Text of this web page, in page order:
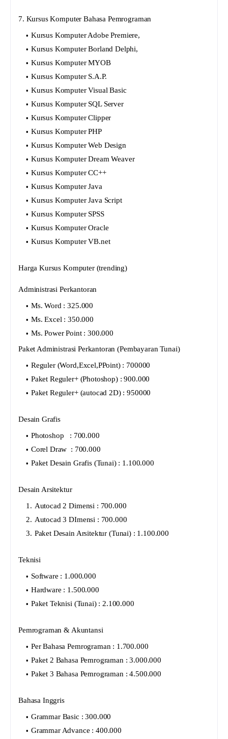
7. Kursus Komputer Bahasa Pemrograman
Kursus Komputer Adobe Premiere,
Kursus Komputer Borland Delphi,
Kursus Komputer MYOB
Kursus Komputer S.A.P.
Kursus Komputer Visual Basic
Kursus Komputer SQL Server
Kursus Komputer Clipper
Kursus Komputer PHP
Kursus Komputer Web Design
Kursus Komputer Dream Weaver
Kursus Komputer CC++
Kursus Komputer Java
Kursus Komputer Java Script
Kursus Komputer SPSS
Kursus Komputer Oracle
Kursus Komputer VB.net
Harga Kursus Komputer (trending)
Administrasi Perkantoran
Ms. Word : 325.000
Ms. Excel : 350.000
Ms. Power Point : 300.000
Paket Administrasi Perkantoran (Pembayaran Tunai)
Reguler (Word,Excel,PPoint) : 700000
Paket Reguler+ (Photoshop) : 900.000
Paket Reguler+ (autocad 2D) : 950000
Desain Grafis
Photoshop : 700.000
Corel Draw : 700.000
Paket Desain Grafis (Tunai) : 1.100.000
Desain Arsitektur
Autocad 2 Dimensi : 700.000
Autocad 3 DImensi : 700.000
Paket Desain Arsitektur (Tunai) : 1.100.000
Teknisi
Software : 1.000.000
Hardware : 1.500.000
Paket Teknisi (Tunai) : 2.100.000
Pemrograman & Akuntansi
Per Bahasa Pemrograman : 1.700.000
Paket 2 Bahasa Pemrograman : 3.000.000
Paket 3 Bahasa Pemrograman : 4.500.000
Bahasa Inggris
Grammar Basic : 300.000
Grammar Advance : 400.000